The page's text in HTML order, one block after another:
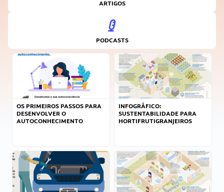
ARTIGOS
PODCASTS
OS PRIMEIROS PASSOS PARA
DESENVOLVER O
AUTOCONHECIMENTO
INFOGRÁFICO:
SUSTENTABILIDADE PARA
HORTIFRUTIGRANJEIROS